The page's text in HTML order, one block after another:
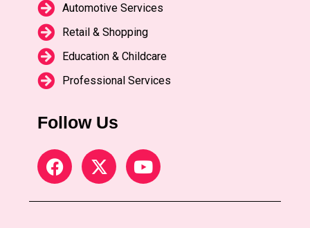
Automotive Services
Retail & Shopping
Education & Childcare
Professional Services
Follow Us